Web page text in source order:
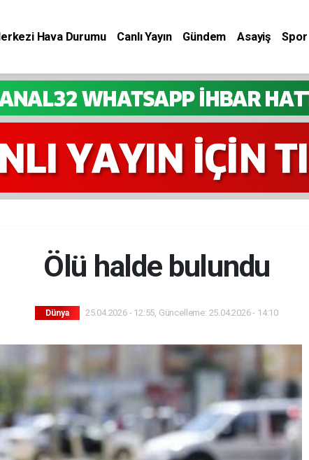
Hava Durumu Canlı Yayın Gündem Asayiş Spor
Ölü halde bulundu
Dünya 25.04.2026 - 12:55, Güncelleme: 25.04.2026 - 14:10